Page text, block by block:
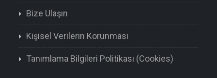
Bize Ulaşın
Kişisel Verilerin Korunması
Tanımlama Bilgileri Politikası (Cookies)